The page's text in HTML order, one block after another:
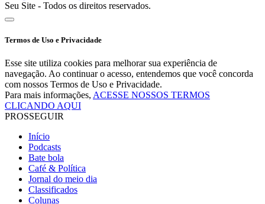
Seu Site - Todos os direitos reservados.
Termos de Uso e Privacidade
Esse site utiliza cookies para melhorar sua experiência de
navegação. Ao continuar o acesso, entendemos que você concorda
com nossos Termos de Uso e Privacidade.
Para mais informações, ACESSE NOSSOS TERMOS
CLICANDO AQUI
PROSSEGUIR
Início
Podcasts
Bate bola
Café & Política
Jornal do meio dia
Classificados
Colunas